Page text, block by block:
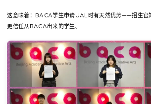
这意味着：BACA学生申请UAL时有天然优势——招生官
更信任从BACA出来的学生。